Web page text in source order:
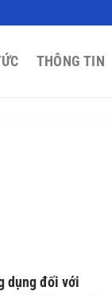
THÔNG TIN
dụng đối với